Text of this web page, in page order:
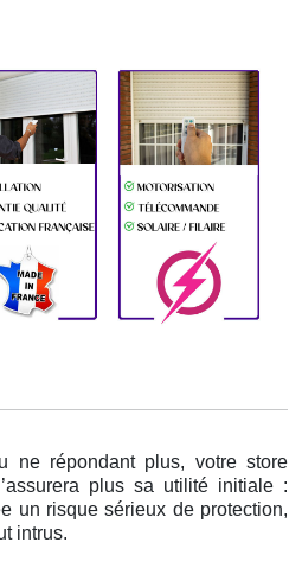
ne répondant plus, votre store
plus sa utilité initiale :
un risque sérieux de protection,
intrus.